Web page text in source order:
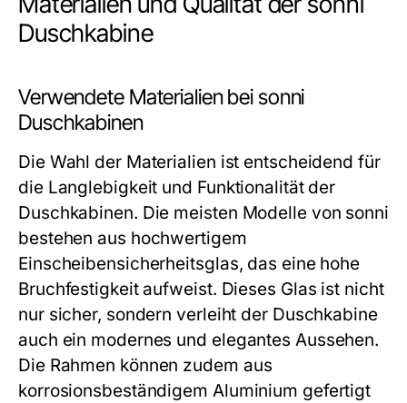
Duschkabine
Verwendete Materialien bei sonni
Duschkabinen
Die Wahl der Materialien ist entscheidend für
die Langlebigkeit und Funktionalität der
Duschkabinen. Die meisten Modelle von sonni
bestehen aus hochwertigem
Einscheibensicherheitsglas, das eine hohe
Bruchfestigkeit aufweist. Dieses Glas ist nicht
nur sicher, sondern verleiht der Duschkabine
auch ein modernes und elegantes Aussehen.
Die Rahmen können zudem aus
korrosionsbeständigem Aluminium gefertigt